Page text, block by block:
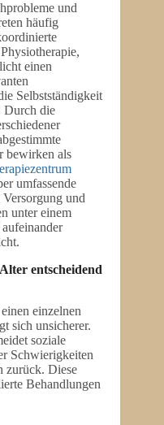
und
häufig
einen
Selbstständigkeit
Durch die
bewirken als
umfassende
und
unter einem
entscheidend
einzelnen
sich unsicherer.
soziale
Schwierigkeiten
zurück. Diese
Behandlungen